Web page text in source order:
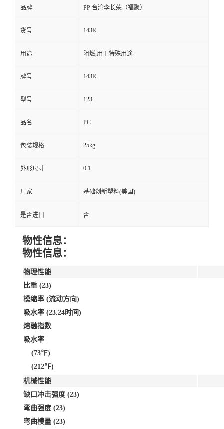
品牌 PP 台湾李长荣（福聚）
货号 143R
用途 阻燃,用于特殊用途
牌号 143R
型号 123
品名 PC
包装规格 25kg
外形尺寸 0.1
厂家 基础创新塑料(美国)
是否进口 否
物性信息：
物性信息：
物理性能
比重 (23)
模缩率 (流动方向)
吸水率 (23.24时间)
熔融指数
吸水率
(73℉)
(212℉)
机械性能
缺口冲击强度 (23)
弯曲强度 (23)
弯曲模量 (23)